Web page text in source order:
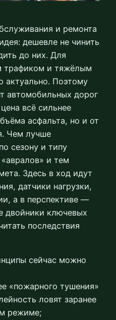
и ремонта
дешевле не чинить
до них. Для
трафиком и тяжёлым
актуально. Поэтому
автомобильных дорог
всё сильнее
асфальта, но и от
Чем лучше
сезону и типу
и тем
Здесь в ход идут
датчики нагрузки,
а в перспективе —
двойники ключевых
последствия
сейчас можно
«пожарного тушения»
ловят заранее
режиме;